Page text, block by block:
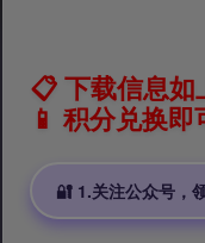
📋 下载信息如
📱 积分兑换即
🔐 1.关注公众号，